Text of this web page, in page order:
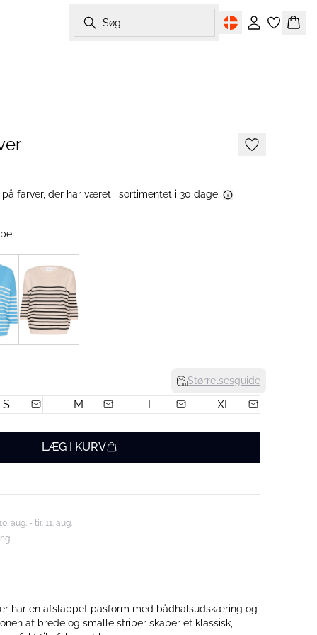
Søg
Log ind Kurv
farver, der har været i sortimentet i 30 dage.
Størrelsesguide
S M L
XL
LÆG I KURV
aug. - tir. 11. aug.
har en afslappet pasform med bådhalsudskæring og
af brede og smalle striber skaber et klassisk,